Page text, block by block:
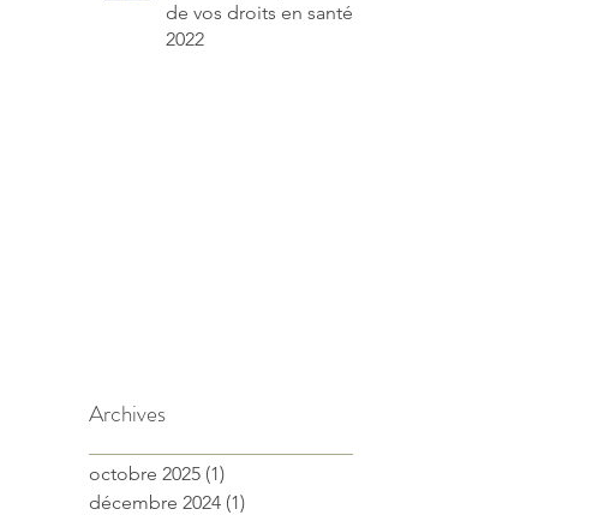
de vos droits en santé
2022
Archives
octobre 2025 (1)
décembre 2024 (1)